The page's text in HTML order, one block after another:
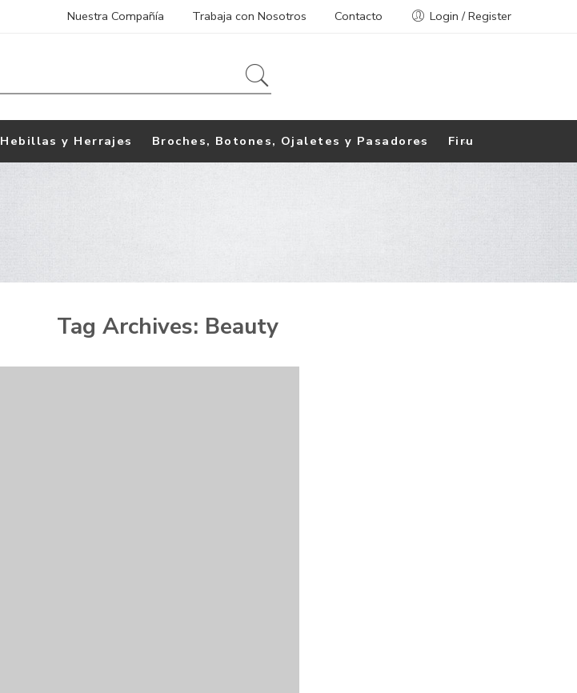
Nuestra Compañía Trabaja con Nosotros Contacto Login / Register
Hebillas y Herrajes Broches, Botones, Ojaletes y Pasadores Firu
Tag Archives: Beauty